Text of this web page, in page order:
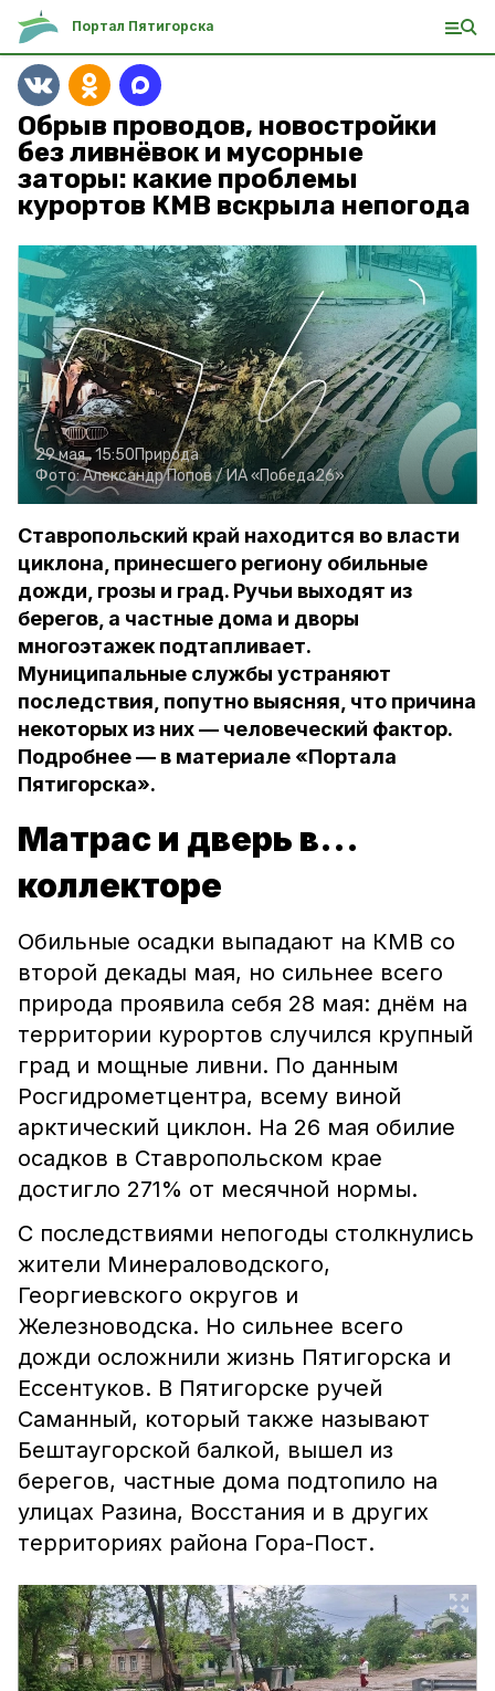
Портал Пятигорска
Обрыв проводов, новостройки
без ливнёвок и мусорные
заторы: какие проблемы
курортов КМВ вскрыла непогода
29 мая , 15:50Природа
Фото:Александр Попов /ИА «Победа26»
Ставропольский край находится во власти
циклона, принесшего региону обильные
дожди, грозы и град. Ручьи выходят из
берегов, а частные дома и дворы
многоэтажек подтапливает.
Муниципальные службы устраняют
последствия, попутно выясняя, что причина
некоторых из них — человеческий фактор.
Подробнее — в материале «Портала
Пятигорска».
Матрас и дверь в...
коллекторе
Обильные осадки выпадают на КМВ со
второй декады мая, но сильнее всего
природа проявила себя 28 мая: днём на
территории курортов случился крупный
град и мощные ливни. По данным
Росгидрометцентра, всему виной
арктический циклон. На 26 мая обилие
осадков в Ставропольском крае
достигло 271% от месячной нормы.
С последствиями непогоды столкнулись
жители Минераловодского,
Георгиевского округов и
Железноводска. Но сильнее всего
дожди осложнили жизнь Пятигорска и
Ессентуков. В Пятигорске ручей
Саманный, который также называют
Бештаугорской балкой, вышел из
берегов, частные дома подтопило на
улицах Разина, Восстания и в других
территориях района Гора-Пост.